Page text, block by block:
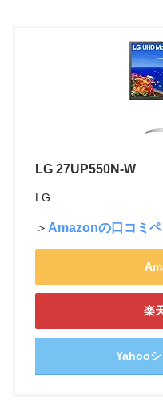
LG 27UP550N-W
LG
＞ Amazonの口コミペ
楽
Yahooシ